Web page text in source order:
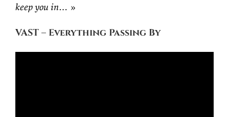
keep you in… »
VAST – Everything Passing By